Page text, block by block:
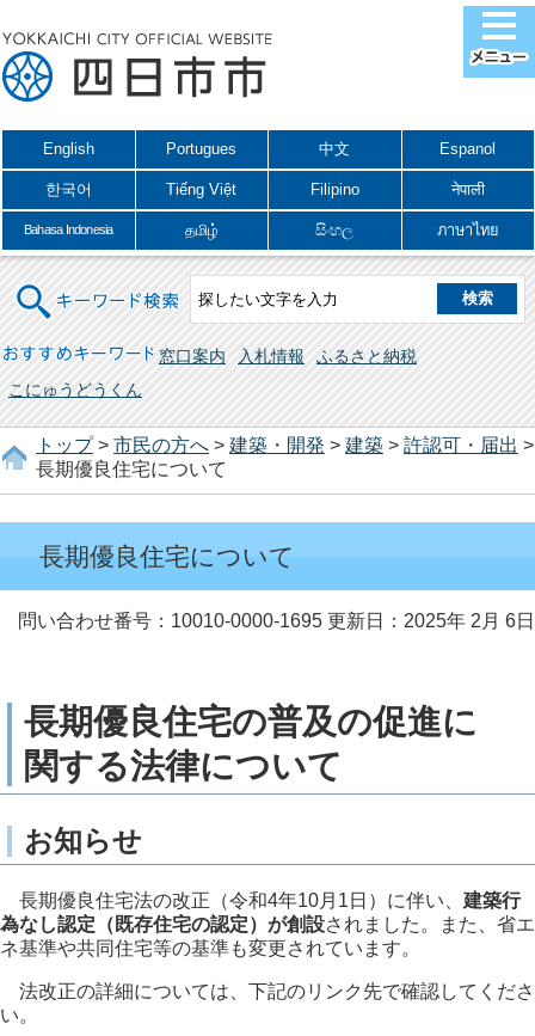
English Portugues 中文 Espanol
한국어 Tiếng Việt Filipino नेपाली
Bahasa Indonesia தமிழ் සිංහල ภาษาไทย
キーワード検索
おすすめキーワード 窓口案内 入札情報
ふるさと納税
こにゅうどうくん
トップ> 市民の方へ > 建築・開発 > 建築 > 許認可・届出 >
長期優良住宅について
長期優良住宅について
問い合わせ番号：10010-0000-1695 更新日：2025年 2月 6日
長期優良住宅の普及の促進に
関する法律について
お知らせ
長期優良住宅法の改正（令和4年10月1日）に伴い、 建築行
為なし認定（既存住宅の認定）が創設されました。また、省エ
ネ基準や共同住宅等の基準も変更されています。
法改正の詳細については、下記のリンク先で確認してくださ
い。